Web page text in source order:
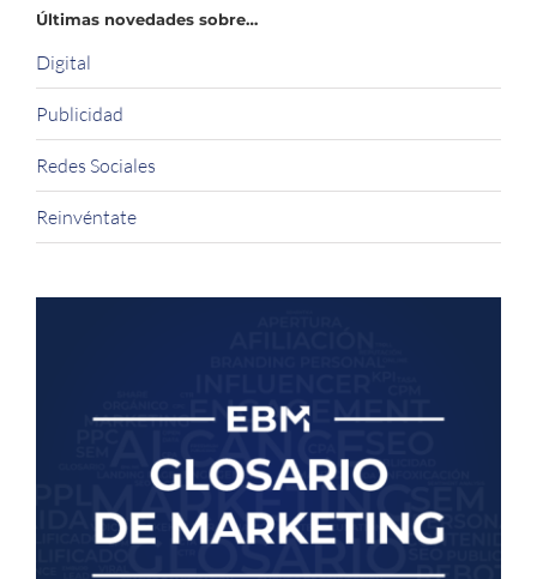
Últimas novedades sobre…
Digital
Publicidad
Redes Sociales
Reinvéntate